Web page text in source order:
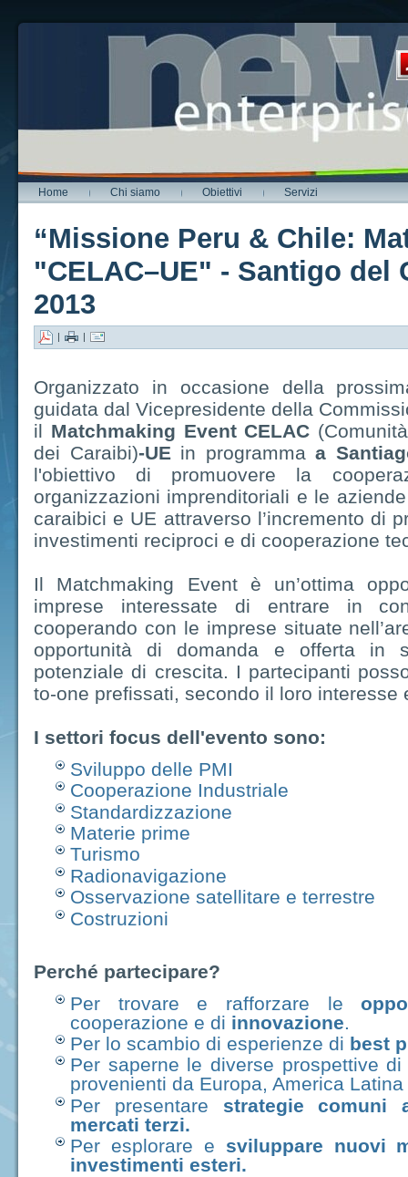
Home Chi siamo Obiettivi Servizi
“Missione Peru & Chile:
"CELAC–UE" - Santigo del
2013
| |
Organizzato in occasione della
guidata dal Vicepresidente della
il Matchmaking Event CELAC
dei Caraibi)-UEin programmaa
l'obiettivo di promuovere la
organizzazioni imprenditoriali e le
caraibici e UE attraverso l’incremento di
investimenti reciproci e di cooperazione
Il Matchmaking Event è un’ottima
imprese interessate di entrare in
cooperando con le imprese situate
opportunità di domanda e offerta in
potenziale di crescita. I partecipanti
to-one prefissati, secondo il loro interesse
I settori focus dell'evento sono:
Sviluppo delle PMI
Cooperazione Industriale
Standardizzazione
Materie prime
Turismo
Radionavigazione
Osservazione satellitare e terrestre
Costruzioni
Perché partecipare?
Per trovare e rafforzare le
cooperazione e di innovazione
Per lo scambio di esperienze di best
Per saperne le diverse prospettive
provenienti da Europa, America
Per presentare strategie
mercati terzi.
Per esplorare e sviluppare nuovi
investimenti esteri.